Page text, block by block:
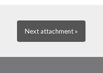
Next attachment »